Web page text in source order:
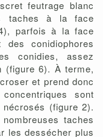
feutrage blanc
taches à la face
parfois à la face
conidiophores
conidies, assez
(figure 6). À terme,
et prend donc
sont
(figure 2).
taches
les dessécher plus